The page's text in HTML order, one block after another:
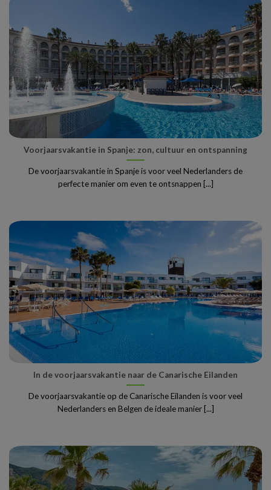
Voorjaarsvakantie in Spanje: zon, cultuur en ontspanning
De voorjaarsvakantie in Spanje is voor veel Nederlanders de
perfecte manier om even te ontsnappen [...]
In de voorjaarsvakantie naar de Canarische Eilanden
De voorjaarsvakantie op de Canarische Eilanden is voor veel
Nederlanders en Belgen de ideale manier [...]